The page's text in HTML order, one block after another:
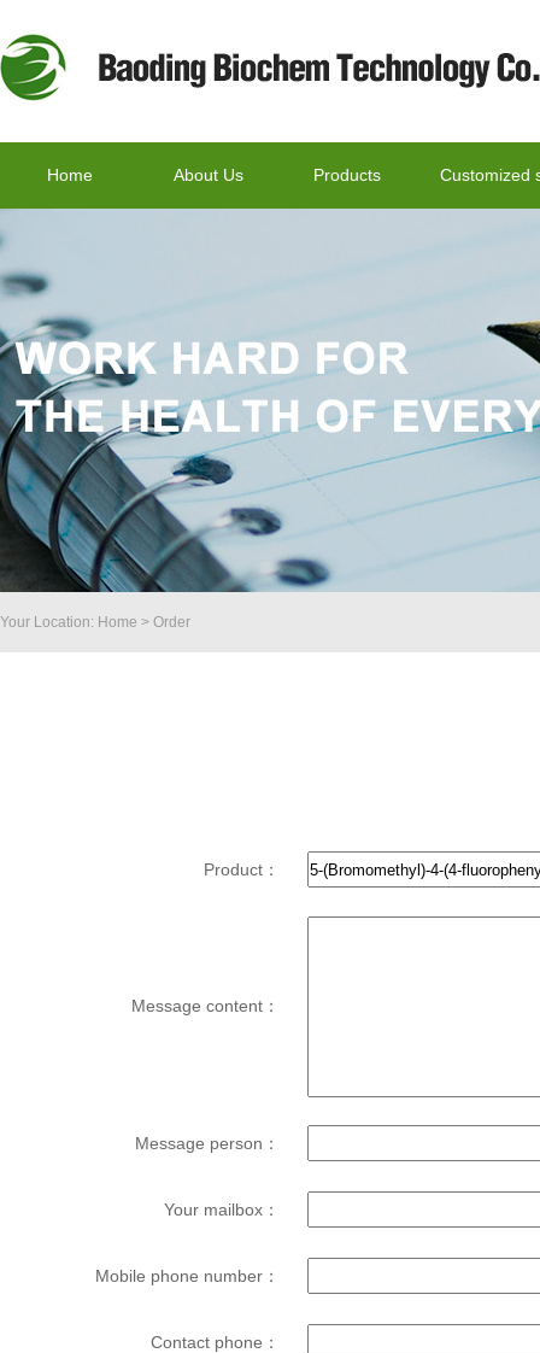
Home About Us Products Customized
Your Location: Home > Order
Product：
Message content：
Message person：
Your mailbox：
Mobile phone number：
Contact phone：